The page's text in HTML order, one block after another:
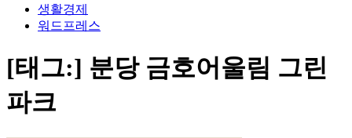
생활경제
워드프레스
[태그:] 분당 금호어울림 그린
파크